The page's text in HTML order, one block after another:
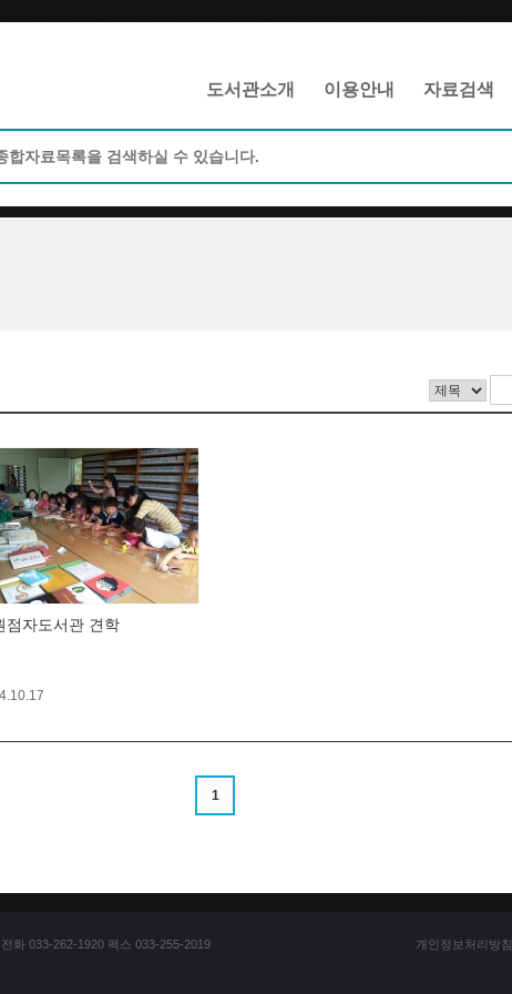
도서관소개 이용안내 자료검색
점자도서관 견학
1
화 033-262-1920 팩스 033-255-2019
개인정보처리방침